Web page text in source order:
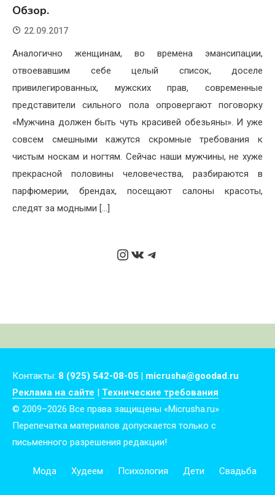
Обзор.
22.09.2017
Аналогично женщинам, во времена эмансипации,
отвоевавшим себе целый список, доселе
привилегированных, мужских прав, современные
представители сильного пола опровергают поговорку
«Мужчина должен быть чуть красивей обезьяны». И уже
совсем смешными кажутся скромные требования к
чистым носкам и ногтям. Сейчас наши мужчины, не хуже
прекрасной половины человечества, разбираются в
парфюмерии, брендах, посещают салоны красоты,
следят за модными […]
Instagram
ВКонтакте
Telegram
Контакты: 8 (925) 542-08-05 | micrusha@goodad.ru
Реклама на сайте | Технические требования
© 2009–2026 Все права защищены «Micrusha.ru»
Перепечатка материалов допускается только с
письменного разрешения редакции!
Мода Худеем Психология Дети Свадьба